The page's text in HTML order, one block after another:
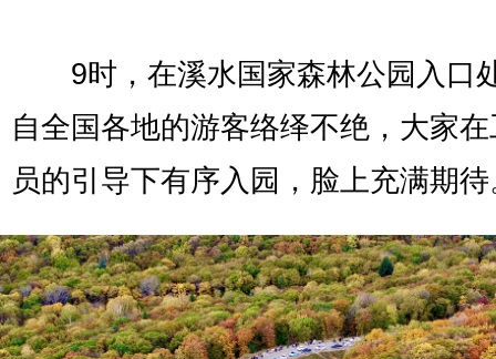
9时，在溪水国家森林公园入口
自全国各地的游客络绎不绝，大家
员的引导下有序入园，脸上充满期待